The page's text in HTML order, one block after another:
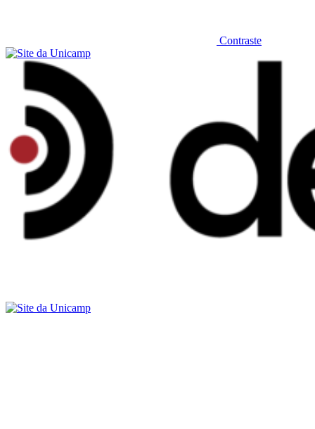
Contraste